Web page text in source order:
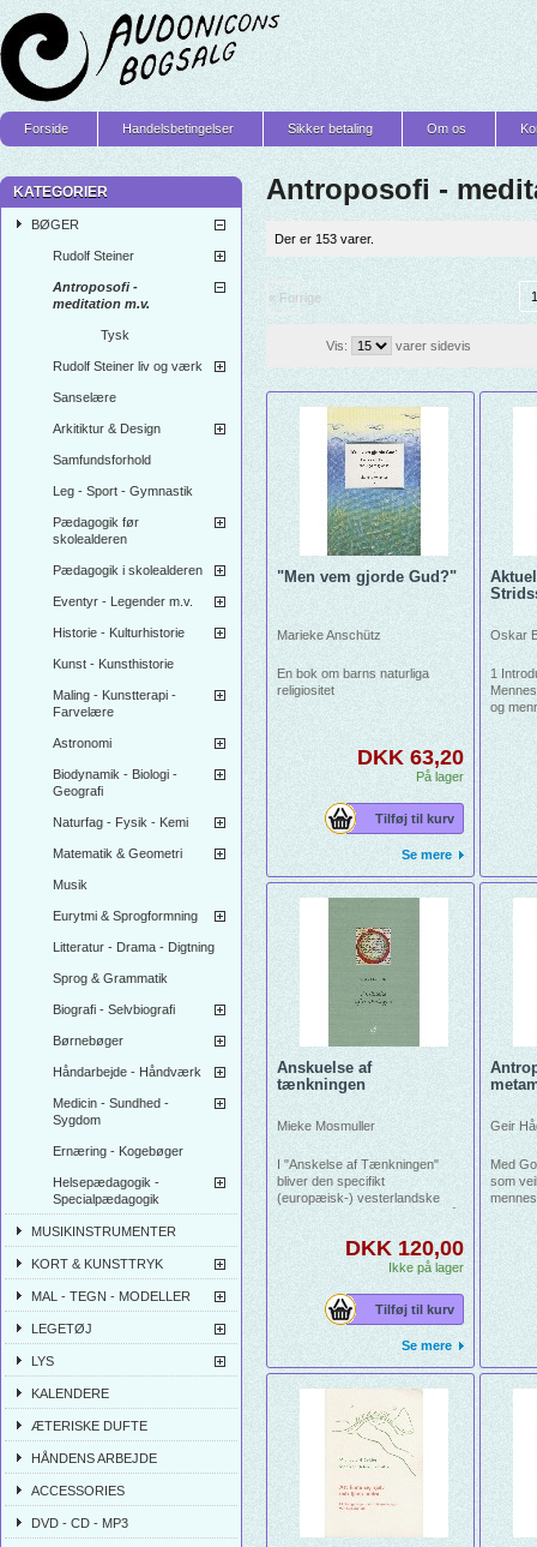
Forside Handelsbetingelser Sikker betaling Om os
KATEGORIER
BØGER
Rudolf Steiner
Antroposofi -
meditation m.v.
Tysk
Rudolf Steiner liv og værk
Sanselære
Arkitiktur & Design
Samfundsforhold
Leg - Sport - Gymnastik
Pædagogik før
skolealderen
Pædagogik i skolealderen
Eventyr - Legender m.v.
Historie - Kulturhistorie
Kunst - Kunsthistorie
Maling - Kunstterapi -
Farvelære
Astronomi
Biodynamik - Biologi -
Geografi
Naturfag - Fysik - Kemi
Matematik & Geometri
Musik
Eurytmi & Sprogformning
Litteratur - Drama - Digtning
Sprog & Grammatik
Biografi - Selvbiografi
Børnebøger
Håndarbejde - Håndværk
Medicin - Sundhed -
Sygdom
Ernæring - Kogebøger
Helsepædagogik -
Specialpædagogik
MUSIKINSTRUMENTER
KORT & KUNSTTRYK
MAL - TEGN - MODELLER
LEGETØJ
LYS
KALENDERE
ÆTERISKE DUFTE
HÅNDENS ARBEJDE
ACCESSORIES
DVD - CD - MP3
Antroposofi -
Der er 153 varer.
« Forrige 1
Vis: varer sidevis
"Men vem gjorde Gud?"
Marieke Anschütz
En bok om barns naturliga
religiositet
DKK 63,20
På lager
Tilføj til kurv
Se mere
Oskar
1
og
Anskuelse af
tænkningen
Mieke Mosmuller
I "Anskelse af Tænkningen"
bliver den specifikt
(europæisk-) vesterlandske
gennem den esoteriske
DKK 120,00
Ikke på lager
Tilføj til kurv
Se mere
Geir
Med
som